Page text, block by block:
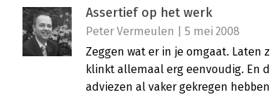
Assertief op het werk
Peter Vermeulen | 5 mei 2008
Zeggen wat er in je omgaat. Laten
klinkt allemaal erg eenvoudig. En
adviezen al vaker gekregen